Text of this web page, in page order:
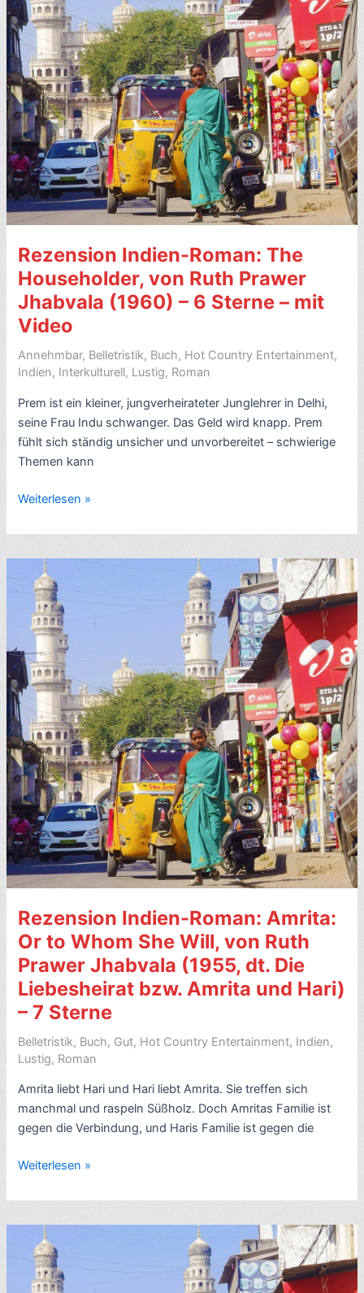
engl.
A
Suitable
Boy)
–
7/10
Rezension Indien-Roman: The
Householder, von Ruth Prawer
Jhabvala (1960) – 6 Sterne – mit
Video
Annehmbar, Belletristik, Buch, Hot Country Entertainment,
Indien, Interkulturell, Lustig, Roman
Prem ist ein kleiner, jungverheirateter Junglehrer in Delhi,
seine Frau Indu schwanger. Das Geld wird knapp. Prem
fühlt sich ständig unsicher und unvorbereitet – schwierige
Themen kann
Rezension
Roman:
The
Householder,
von
Ruth
Prawer
Jhabvala
(1960)
–
6
Sterne
–
mit
Video
Weiterlesen »
Rezension Indien-Roman: Amrita:
Or to Whom She Will, von Ruth
Prawer Jhabvala (1955, dt. Die
Liebesheirat bzw. Amrita und Hari)
– 7 Sterne
Belletristik, Buch, Gut, Hot Country Entertainment, Indien,
Lustig, Roman
Amrita liebt Hari und Hari liebt Amrita. Sie treffen sich
manchmal und raspeln Süßholz. Doch Amritas Familie ist
gegen die Verbindung, und Haris Familie ist gegen die
Rezension
Roman:
Amrita:
to
Whom
Weiterlesen »